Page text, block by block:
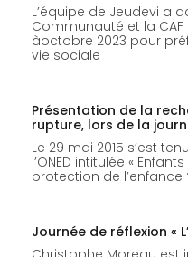
L’équipe de Jeudevi a
Communauté et la
àoctobre 2023 pour
vie sociale
Présentation de la
rupture, lors de la
Le 29 mai 2015 s’est
l’ONED intitulée «
protection de l’enfance
Journée de réflexion «